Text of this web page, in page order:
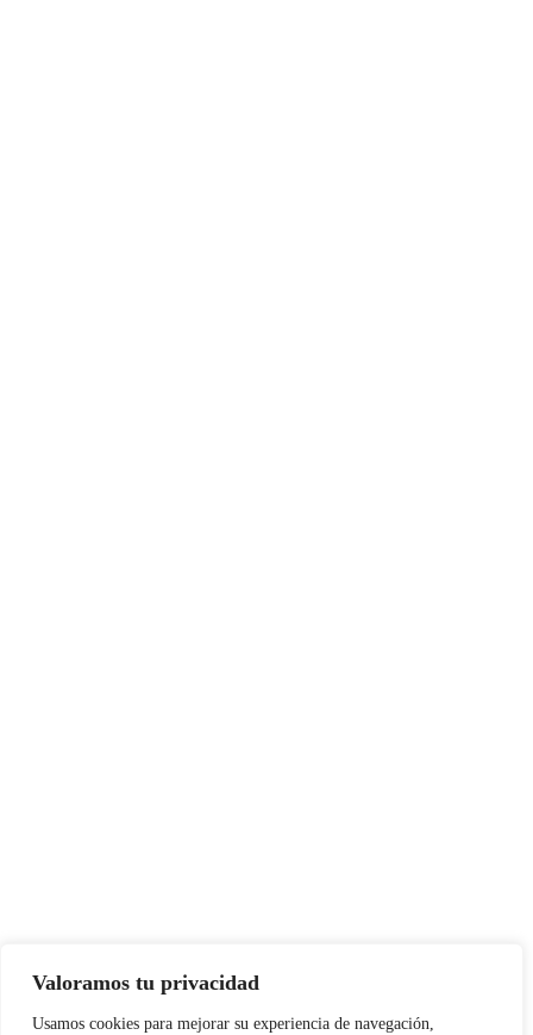
Valoramos tu privacidad
Usamos cookies para mejorar su experiencia de navegación,